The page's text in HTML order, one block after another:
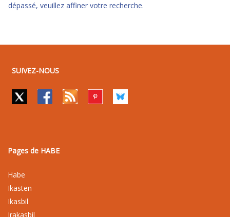
dépassé, veuillez affiner votre recherche.
SUIVEZ-NOUS
Pages de HABE
Habe
Ikasten
Ikasbil
Irakasbil